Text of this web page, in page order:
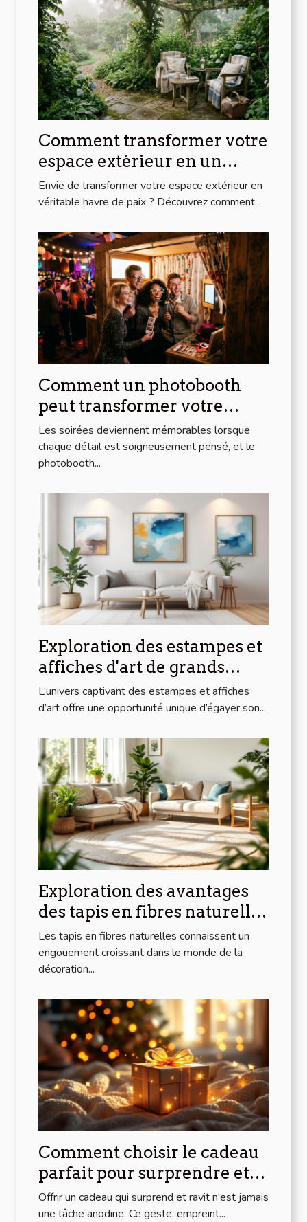
Comment transformer votre
espace extérieur en un
havre de paix ?
Envie de transformer votre espace extérieur en
véritable havre de paix ? Découvrez comment...
Comment un photobooth
peut transformer votre
soirée
Les soirées deviennent mémorables lorsque
chaque détail est soigneusement pensé, et le
photobooth...
Exploration des estampes et
affiches d'art de grands
artistes modernes à prix
abordables
L’univers captivant des estampes et affiches
d’art offre une opportunité unique d’égayer son...
Exploration des avantages
des tapis en fibres naturelles
pour la maison
Les tapis en fibres naturelles connaissent un
engouement croissant dans le monde de la
décoration...
Comment choisir le cadeau
parfait pour surprendre et
ravir ?
Offrir un cadeau qui surprend et ravit n'est jamais
une tâche anodine. Ce geste, empreint...